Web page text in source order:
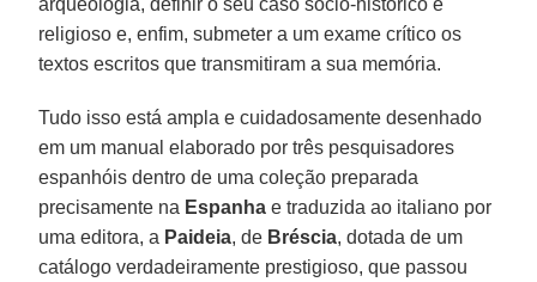
religioso e, enfim, submeter a um exame crítico os
textos escritos que transmitiram a sua memória.
Tudo isso está ampla e cuidadosamente desenhado
em um manual elaborado por três pesquisadores
espanhóis dentro de uma coleção preparada
precisamente na Espanha e traduzida ao italiano por
uma editora, a Paideia, de Bréscia, dotada de um
catálogo verdadeiramente prestigioso, que passou